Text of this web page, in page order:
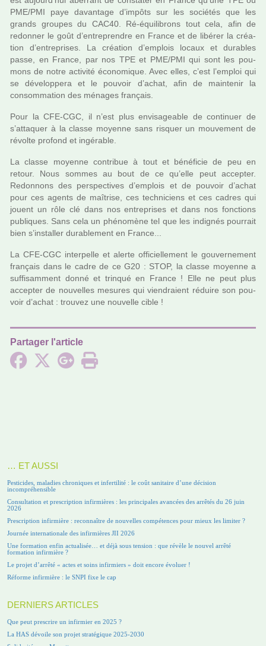
PME/PMI paye davan­tage d’impôts sur les socié­tés que les
grands grou­pes du CAC40. Ré-équilibrons tout cela, afin de
redon­ner le goût d’entre­pren­dre en France et de libé­rer la créa­
tion d’entre­pri­ses. La créa­tion d’emplois locaux et dura­bles
passe, en France, par nos TPE et PME/PMI qui sont les pou­
mons de notre acti­vité économique. Avec elles, c’est l’emploi qui
se déve­lop­pera et le pou­voir d’achat, afin de main­te­nir la
consom­ma­tion des ména­ges fran­çais.
Pour la CFE-CGC, il n’est plus envi­sa­gea­ble de conti­nuer de
s’atta­quer à la classe moyenne sans ris­quer un mou­ve­ment de
révolte pro­fond et ingé­ra­ble.
La classe moyenne contri­bue à tout et béné­fi­cie de peu en
retour. Nous sommes au bout de ce qu’elle peut accep­ter.
Redonnons des pers­pec­ti­ves d’emplois et de pou­voir d’achat
pour ces agents de maî­trise, ces tech­ni­ciens et ces cadres qui
jouent un rôle clé dans nos entre­pri­ses et dans nos fonc­tions
publi­ques. Sans cela un phé­no­mène tel que les indi­gnés pour­rait
bien s’ins­tal­ler dura­ble­ment en France...
La CFE-CGC inter­pelle et alerte offi­ciel­le­ment le gou­ver­ne­ment
fran­çais dans le cadre de ce G20 : STOP, la classe moyenne a
suf­fi­sam­ment donné et trin­qué en France ! Elle ne peut plus
accep­ter de nou­vel­les mesu­res qui vien­draient réduire son pou­
voir d’achat : trou­vez une nou­velle cible !
Partager l'article
… ET AUSSI
Pesticides, maladies chroniques et infertilité : le coût sanitaire d’une décision
incompréhensible
Consultation et prescription infirmières : les principales avancées des arrêtés du 26 juin
2026
Prescription infirmière : reconnaître de nouvelles compétences pour mieux les limiter ?
Journée internationale des infirmières JII 2026
Une formation enfin actualisée… et déjà sous tension : que révèle le nouvel arrêté
formation infirmière ?
Le projet d’arrêté « actes et soins infirmiers » doit encore évoluer !
Réforme infirmière : le SNPI fixe le cap
DERNIERS ARTICLES
Que peut prescrire un infirmier en 2025 ?
La HAS dévoile son projet stratégique 2025-2030